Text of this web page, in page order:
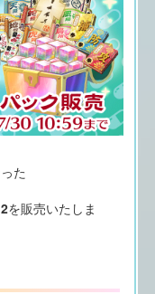
た
を販売いたしま